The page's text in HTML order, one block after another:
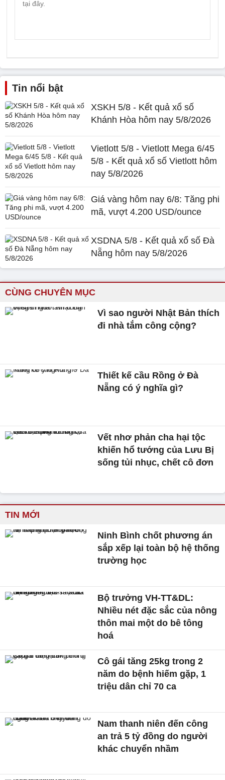
Tin nổi bật
XSKH 5/8 - Kết quả xổ số
Khánh Hòa hôm nay 5/8/2026
Vietlott 5/8 - Vietlott Mega 6/45
5/8 - Kết quả xổ số Vietlott hôm
nay 5/8/2026
Giá vàng hôm nay 6/8: Tăng phi
mã, vượt 4.200 USD/ounce
XSDNA 5/8 - Kết quả xổ số Đà
Nẵng hôm nay 5/8/2026
CÙNG CHUYÊN MỤC
Vì sao người Nhật Bản thích
đi nhà tắm công cộng?
Thiết kế cầu Rồng ở Đà
Nẵng có ý nghĩa gì?
Vết nhơ phản cha hại tộc
khiến hổ tướng của Lưu Bị
sống tủi nhục, chết cô đơn
TIN MỚI
Ninh Bình chốt phương án
sắp xếp lại toàn bộ hệ thống
trường học
Bộ trưởng VH-TT&DL:
Nhiều nét đặc sắc của nông
thôn mai một do bê tông
hoá
Cô gái tăng 25kg trong 2
năm do bệnh hiếm gặp, 1
triệu dân chỉ 70 ca
Nam thanh niên đến công
an trả 5 tỷ đồng do người
khác chuyển nhầm